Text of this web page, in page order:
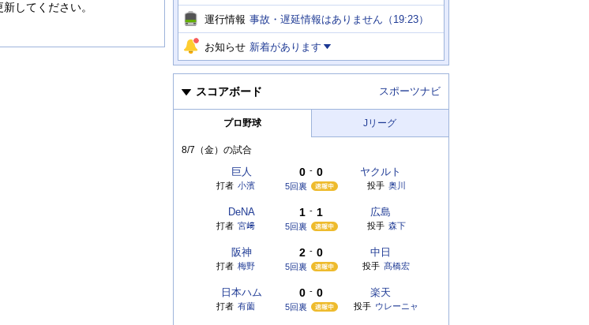
してください。
運行情報 事故・遅延情報はありません（19:23）
お知らせ 新着があります
スコアボード スポーツナビ
プロ野球 Jリーグ
8/7（金） の試合
巨人 ヤクルト
5回裏
0 - 0
打者 小濱 投手 奥川
DeNA 広島
5回裏
1 - 1
打者 宮﨑 投手 森下
阪神 中日
5回裏
2 - 0
打者 梅野 投手 髙橋宏
日本ハム 楽天
5回裏
0 - 0
打者 有薗 投手 ウレーニャ